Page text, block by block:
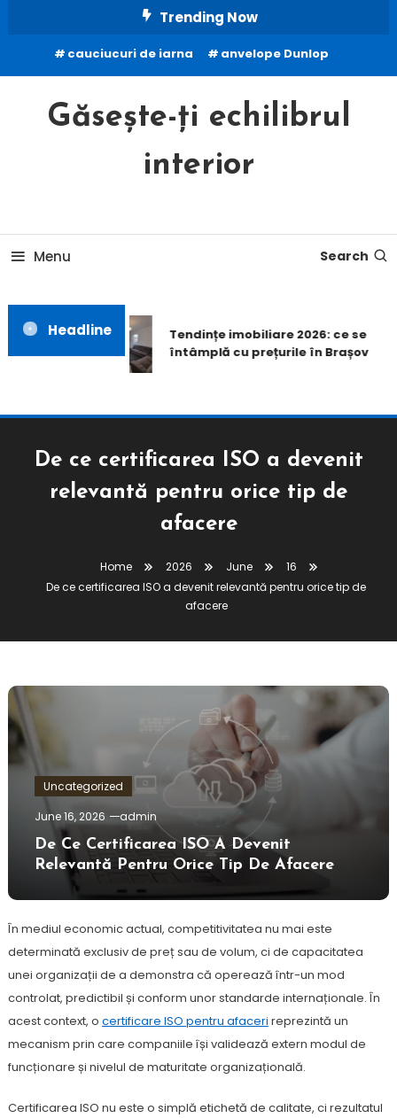
Content
Trending Now
cauciucuri de iarna anvelope Dunlop
Găsește-ți echilibrul
interior
Menu Search
Headline
Tendințe imobiliare 2026: ce se
întâmplă cu prețurile în Brașov
De ce certificarea ISO a devenit
relevantă pentru orice tip de
afacere
Home 2026 June
16
De ce certificarea ISO a devenit relevantă pentru orice tip de
afacere
Uncategorized
June 16, 2026
admin
De Ce Certificarea ISO A Devenit
Relevantă Pentru Orice Tip De Afacere
În mediul economic actual, competitivitatea nu mai este
determinată exclusiv de preț sau de volum, ci de capacitatea
unei organizații de a demonstra că operează într-un mod
controlat, predictibil și conform unor standarde internaționale. În
acest context, o certificare ISO pentru afaceri reprezintă un
mecanism prin care companiile își validează extern modul de
funcționare și nivelul de maturitate organizațională.
Certificarea ISO nu este o simplă etichetă de calitate, ci rezultatul